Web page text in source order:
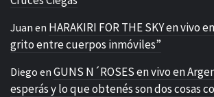
Juan en HARAKIRI FOR THE SKY en vivo
grito entre cuerpos inmóviles”
Diego en GUNS N´ROSES en vivo en
esperás y lo que obtenés son dos cosas